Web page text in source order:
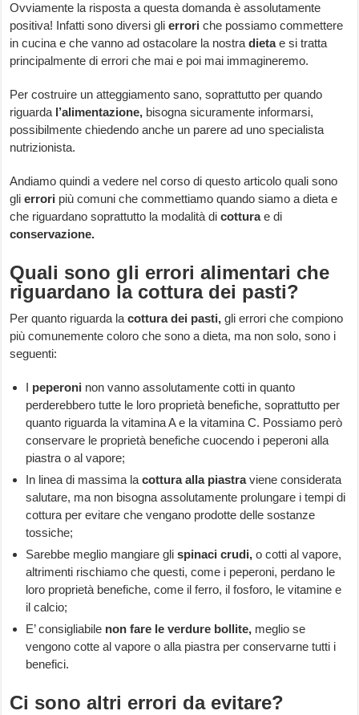
Ovviamente la risposta a questa domanda è assolutamente
positiva! Infatti sono diversi glierrori che possiamo commettere
in cucina e che vanno ad ostacolare la nostradietae si tratta
principalmente di errori che mai e poi mai immagineremo.
Per costruire un atteggiamento sano, soprattutto per quando
riguarda l’alimentazione, bisogna sicuramente informarsi,
possibilmente chiedendo anche un parere ad uno specialista
nutrizionista.
Andiamo quindi a vedere nel corso di questo articolo quali sono
glierrori più comuni che commettiamo quando siamo a dieta e
che riguardano soprattutto la modalità dicotturae di
conservazione.
Quali sono gli errori alimentari che
riguardano la cottura dei pasti?
Per quanto riguarda lacottura dei pasti, gli errori che compiono
più comunemente coloro che sono a dieta, ma non solo, sono i
seguenti:
I peperoni non vanno assolutamente cotti in quanto
perderebbero tutte le loro proprietà benefiche, soprattutto per
quanto riguarda la vitamina A e la vitamina C. Possiamo però
conservare le proprietà benefiche cuocendo i peperoni alla
piastra o al vapore;
In linea di massima lacottura alla piastraviene considerata
salutare, ma non bisogna assolutamente prolungare i tempi di
cottura per evitare che vengano prodotte delle sostanze
tossiche;
Sarebbe meglio mangiare glispinaci crudi, o cotti al vapore,
altrimenti rischiamo che questi, come i peperoni, perdano le
loro proprietà benefiche, come il ferro, il fosforo, le vitamine e
il calcio;
E’ consigliabile non fare le verdure bollite, meglio se
vengono cotte al vapore o alla piastra per conservarne tutti i
benefici.
Ci sono altri errori da evitare?